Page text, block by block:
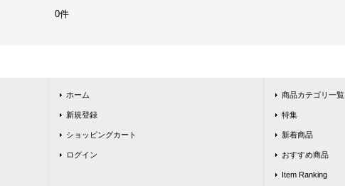
0件
ホーム
新規登録
ショッピングカート
ログイン
商品カテゴリ一覧
特集
新着商品
おすすめ商品
Item Ranking